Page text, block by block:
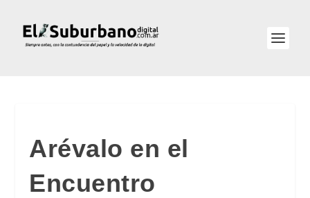
Arévalo en el
Encuentro